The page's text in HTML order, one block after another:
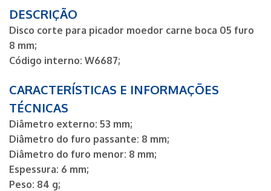
DESCRIÇÃO
Disco corte para picador moedor carne boca 05 furo
8 mm;
Código interno: W6687;
CARACTERÍSTICAS E INFORMAÇÕES
TÉCNICAS
Diâmetro externo: 53 mm;
Diâmetro do furo passante: 8 mm;
Diâmetro do furo menor: 8 mm;
Espessura: 6 mm;
Peso: 84 g;